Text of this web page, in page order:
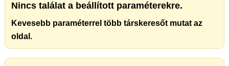
Nincs találat a beállított paraméterekre.
Kevesebb paraméterrel több társkeresőt mutat az
oldal.